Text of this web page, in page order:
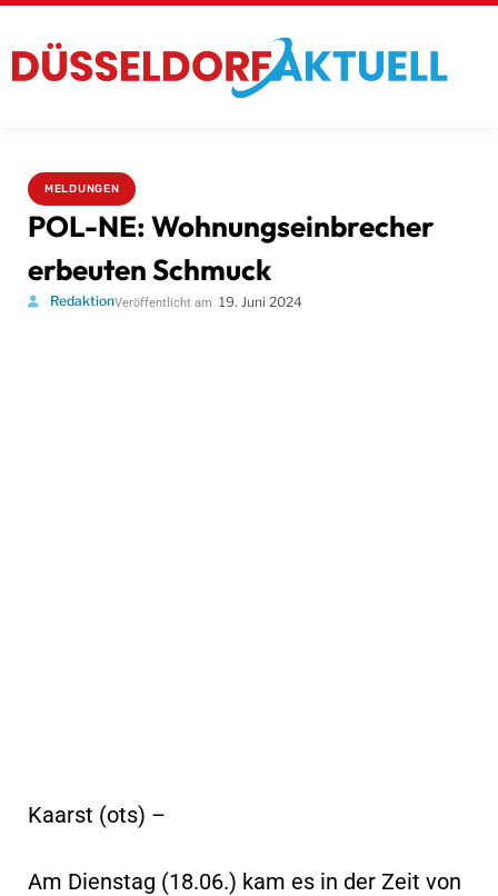
MELDUNGEN
POL-NE: Wohnungseinbrecher
erbeuten Schmuck
RedaktionVeröffentlicht am 19. Juni 2024
Kaarst (ots) –
Am Dienstag (18.06.) kam es in der Zeit von